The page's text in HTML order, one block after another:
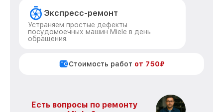
Экспресс-ремонт
Устраняем простые дефекты
посудомоечных машин Miele в день
обращения.
Стоимость работ от 750₽
Есть вопросы по ремонту